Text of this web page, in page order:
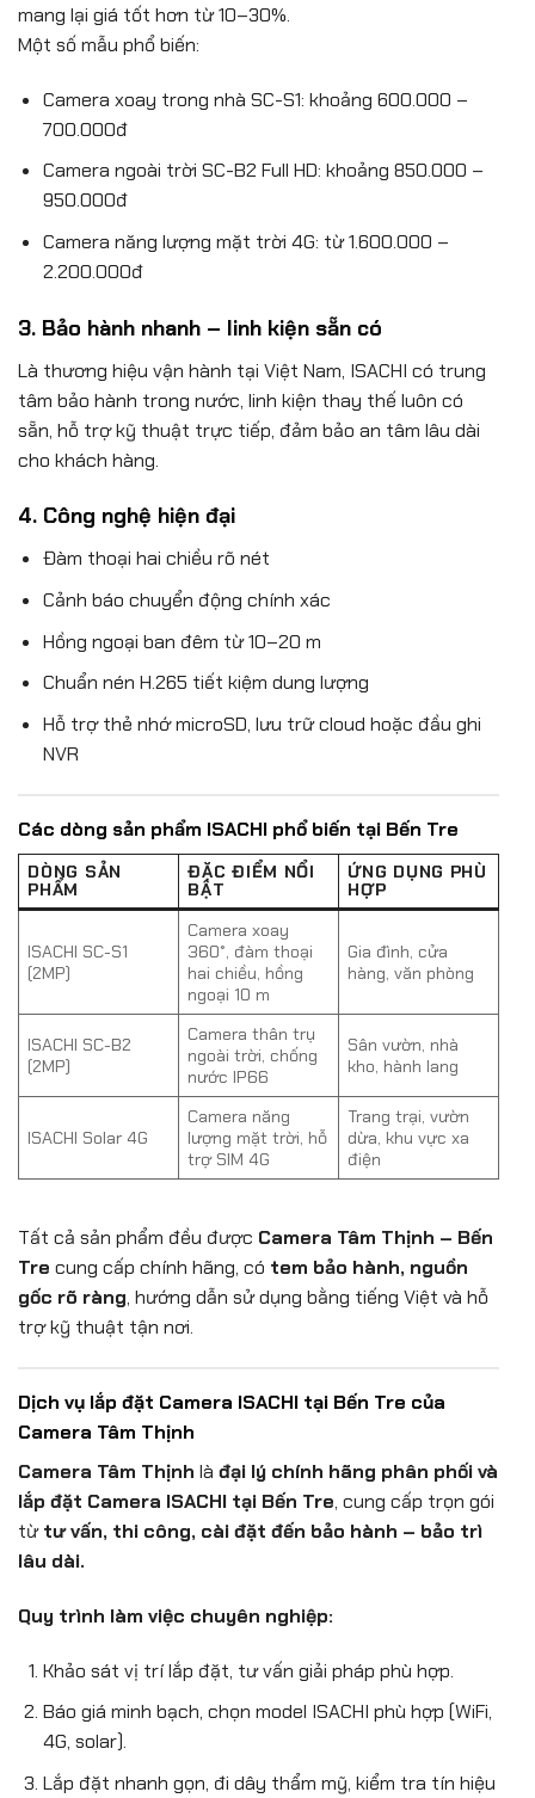
mang lại giá tốt hơn từ 10–30%.
Một số mẫu phổ biến:
Camera xoay trong nhà SC-S1: khoảng 600.000 –
700.000đ
Camera ngoài trời SC-B2 Full HD: khoảng 850.000 –
950.000đ
Camera năng lượng mặt trời 4G: từ 1.600.000 –
2.200.000đ
3. Bảo hành nhanh – linh kiện sẵn có
Là thương hiệu vận hành tại Việt Nam, ISACHI có trung
tâm bảo hành trong nước, linh kiện thay thế luôn có
sẵn, hỗ trợ kỹ thuật trực tiếp, đảm bảo an tâm lâu dài
cho khách hàng.
4. Công nghệ hiện đại
Đàm thoại hai chiều rõ nét
Cảnh báo chuyển động chính xác
Hồng ngoại ban đêm từ 10–20 m
Chuẩn nén H.265 tiết kiệm dung lượng
Hỗ trợ thẻ nhớ microSD, lưu trữ cloud hoặc đầu ghi
NVR
Các dòng sản phẩm ISACHI phổ biến tại Bến Tre
DÒNG SẢN
PHẨM
ĐẶC ĐIỂM NỔI
BẬT
ỨNG DỤNG PHÙ
HỢP
ISACHI SC-S1
(2MP)
Camera xoay
360°, đàm thoại
hai chiều, hồng
ngoại 10 m
Gia đình, cửa
hàng, văn phòng
ISACHI SC-B2
(2MP)
Camera thân trụ
ngoài trời, chống
nước IP66
Sân vườn, nhà
kho, hành lang
ISACHI Solar 4G
Camera năng
lượng mặt trời, hỗ
trợ SIM 4G
Trang trại, vườn
dừa, khu vực xa
điện
Tất cả sản phẩm đều được Camera Tâm Thịnh – Bến
Tre cung cấp chính hãng, có tem bảo hành, nguồn
gốc rõ ràng, hướng dẫn sử dụng bằng tiếng Việt và hỗ
trợ kỹ thuật tận nơi.
Dịch vụ lắp đặt Camera ISACHI tại Bến Tre của
Camera Tâm Thịnh
Camera Tâm Thịnh là đại lý chính hãng phân phối và
lắp đặt Camera ISACHI tại Bến Tre, cung cấp trọn gói
từtư vấn, thi công, cài đặt đến bảo hành – bảo trì
lâu dài.
Quy trình làm việc chuyên nghiệp:
Khảo sát vị trí lắp đặt, tư vấn giải pháp phù hợp.
Báo giá minh bạch, chọn model ISACHI phù hợp (WiFi,
4G, solar).
Lắp đặt nhanh gọn, đi dây thẩm mỹ, kiểm tra tín hiệu